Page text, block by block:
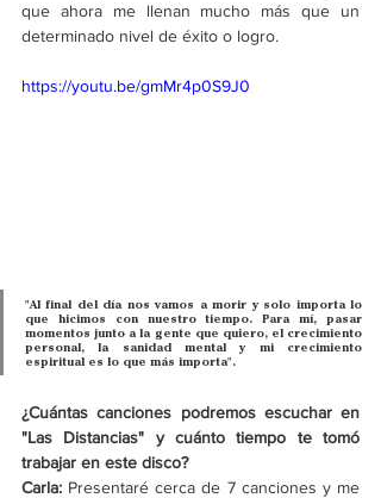
que ahora me llenan mucho más que un
determinado nivel de éxito o logro.
https://youtu.be/gmMr4p0S9J0
"Al final del día nos vamos a morir y solo importa lo
que hicimos con nuestro tiempo. Para mí, pasar
momentos junto a la gente que quiero, el crecimiento
personal, la sanidad mental y mi crecimiento
espiritual es lo que más importa".
¿Cuántas canciones podremos escuchar en
"Las Distancias" y cuánto tiempo te tomó
trabajar en este disco?
Carla: Presentaré cerca de 7 canciones y me